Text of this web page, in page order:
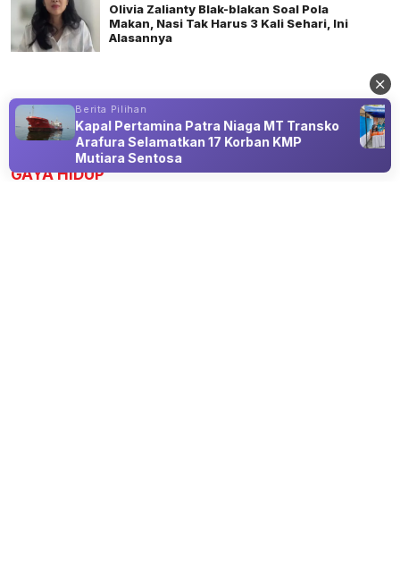
Olivia Zalianty Blak-blakan Soal Pola
Makan, Nasi Tak Harus 3 Kali Sehari, Ini
Alasannya
Advertisement
GAYA HIDUP
Berita Pilihan
Kapal Pertamina Patra Niaga MT Transko
Arafura Selamatkan 17 Korban KMP
Mutiara Sentosa